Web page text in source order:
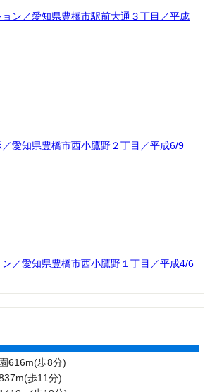
ン／愛知県豊橋市駅前大通３丁目／平成
愛知県豊橋市西小鷹野２丁目／平成6/9
／愛知県豊橋市西小鷹野１丁目／平成4/6
616m(歩8分)
歩11分)